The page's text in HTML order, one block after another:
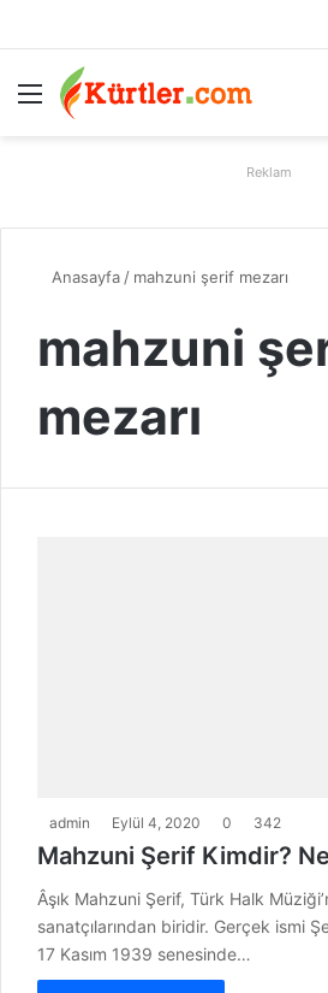
Menü
Reklam
Anasayfa / mahzuni şerif mezarı
mahzuni
mezarı
admin Eylül 4, 2020 0 342
Mahzuni Şerif Kimdir?
Âşık Mahzuni Şerif, Türk Halk
sanatçılarından biridir. Gerçek ismi
17 Kasım 1939 senesinde…